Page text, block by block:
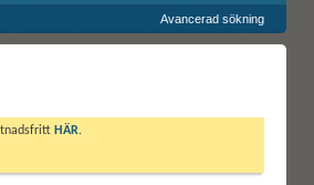
Avancerad sökning
HÄR.